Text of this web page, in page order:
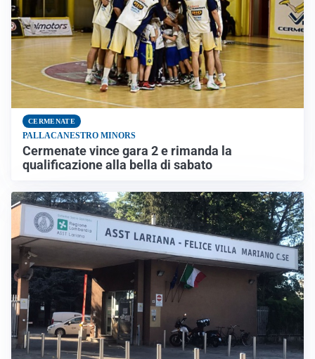
CERMENATE
PALLACANESTRO MINORS
Cermenate vince gara 2 e rimanda la
qualificazione alla bella di sabato